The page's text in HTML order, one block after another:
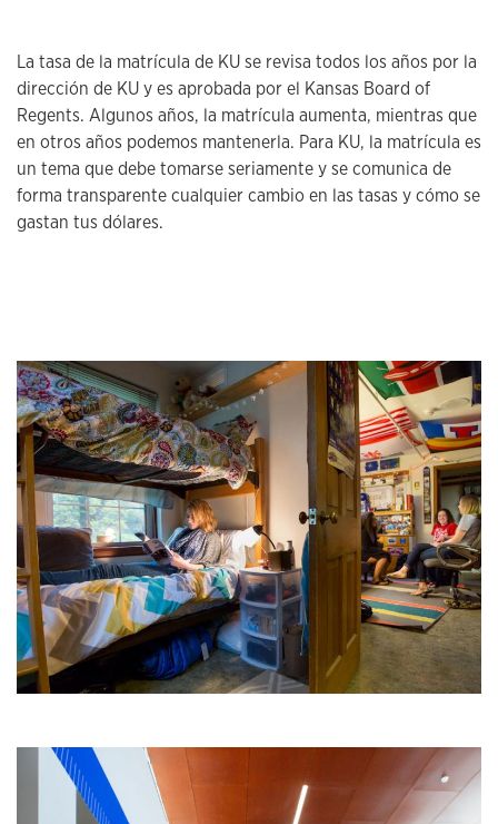
La tasa de la matrícula de KU se revisa todos los años por la
dirección de KU y es aprobada por el Kansas Board of
Regents. Algunos años, la matrícula aumenta, mientras que
en otros años podemos mantenerla. Para KU, la matrícula es
un tema que debe tomarse seriamente y se comunica de
forma transparente cualquier cambio en las tasas y cómo se
gastan tus dólares.